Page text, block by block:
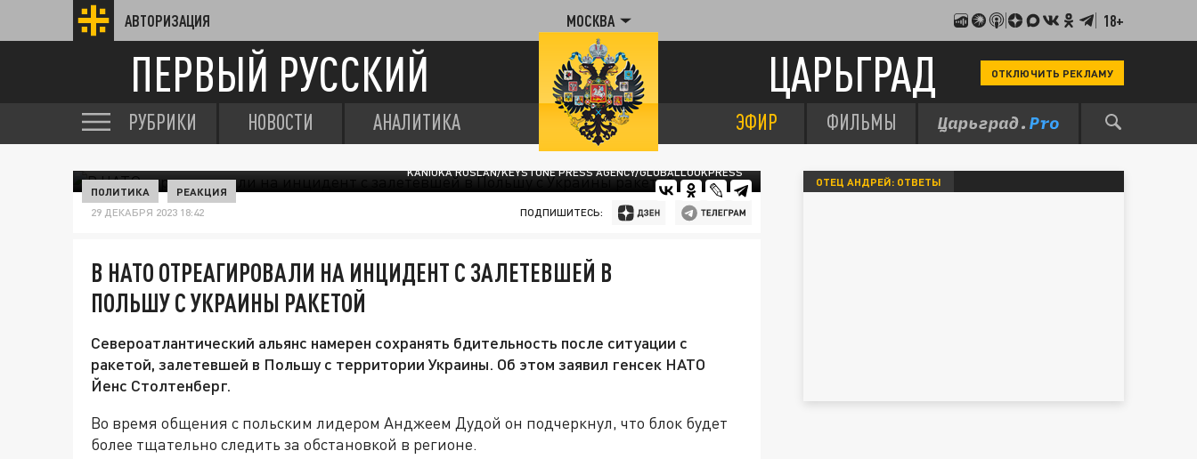
АВТОРИЗАЦИЯ МОСКВА 18+
ПЕРВЫЙ РУССКИЙ ЦАРЬГРАД ОТКЛЮЧИТЬ РЕКЛАМУ
РУБРИКИ НОВОСТИ АНАЛИТИКА ЭФИР ФИЛЬМЫ
KANIUKA RUSLAN/KEYSTONE PRESS AGENCY/GLOBALLOOKPRESS
ПОЛИТИКА РЕАКЦИЯ
29 ДЕКАБРЯ 2023 18:42 ПОДПИШИТЕСЬ:
В НАТО ОТРЕАГИРОВАЛИ НА ИНЦИДЕНТ С ЗАЛЕТЕВШЕЙ В
ПОЛЬШУ С УКРАИНЫ РАКЕТОЙ
Североатлантический альянс намерен сохранять бдительность после ситуации с
ракетой, залетевшей в Польшу с территории Украины. Об этом заявил генсек НАТО
Йенс Столтенберг.
Во время общения с польским лидером Анджеем Дудой он подчеркнул, что блок будет
более тщательно следить за обстановкой в регионе.
ОТЕЦ АНДРЕЙ: ОТВЕТЫ